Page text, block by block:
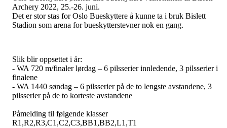
Archery 2022, 25.-26. juni.
Det er stor stas for Oslo Bueskyttere å kunne ta i bruk Bislett
Stadion som arena for bueskytterstevner nok en gang.
Slik blir oppsettet i år:
- WA 720 m/finaler lørdag – 6 pilsserier innledende, 3 pilsserier i
finalene
- WA 1440 søndag – 6 pilsserier på de to lengste avstandene, 3
pilsserier på de to korteste avstandene
Påmelding til følgende klasser
R1,R2,R3,C1,C2,C3,BB1,BB2,L1,T1